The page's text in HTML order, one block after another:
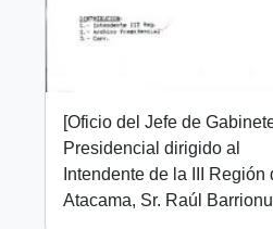
[Oficio del Jefe de
Presidencial dirigido al
Intendente de la III Región
Atacama, Sr. Raúl